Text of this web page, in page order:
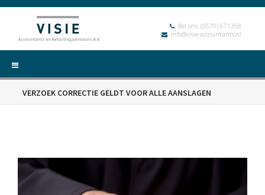
Bel ons: (0570) 671358
info@visie-accountants.nl
VERZOEK CORRECTIE GELDT VOOR ALLE AANSLAGEN